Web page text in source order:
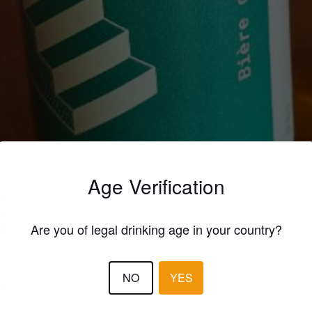
BLANCHE NO
Wheat Beer / Wheat Ale
Microbrasserie (Switzerland)
Age Verification
Are you of legal drinking age in your country?
NO YES